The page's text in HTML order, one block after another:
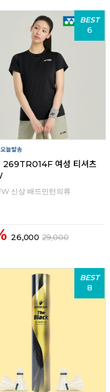
BEST
6
269TR014F 여성 티셔츠
신상 배드민턴의류
26,000 29,000
BEST
8